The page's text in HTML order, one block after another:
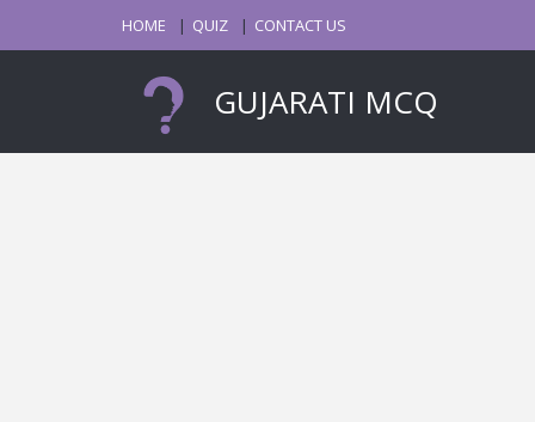
HOME QUIZ CONTACT US
GUJARATI MCQ